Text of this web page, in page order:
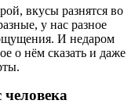
вкусы разнятся во
у нас разное
И недаром
о нём сказать и даже